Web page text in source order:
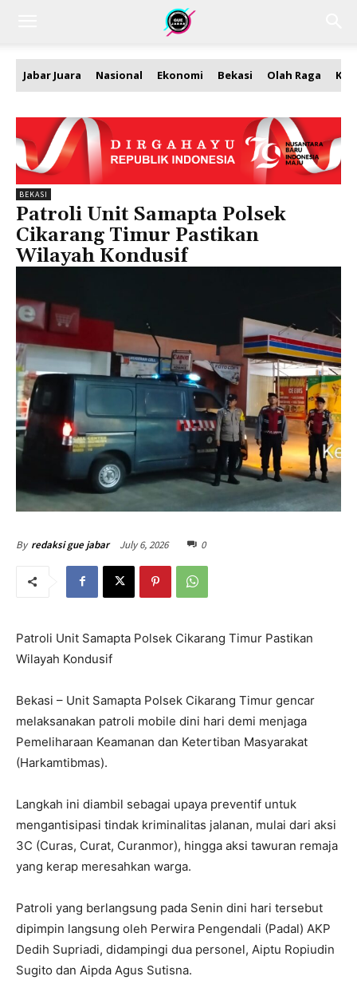
Jabar Juara Nasional Ekonomi Bekasi Olah Raga
BEKASI
Patroli Unit Samapta Polsek
Cikarang Timur Pastikan
Wilayah Kondusif
By redaksi gue jabar July 6, 2026 0
Patroli Unit Samapta Polsek Cikarang Timur Pastikan
Wilayah Kondusif
Bekasi – Unit Samapta Polsek Cikarang Timur gencar
melaksanakan patroli mobile dini hari demi menjaga
Pemeliharaan Keamanan dan Ketertiban Masyarakat
(Harkamtibmas).
Langkah ini diambil sebagai upaya preventif untuk
mengantisipasi tindak kriminalitas jalanan, mulai dari aksi
3C (Curas, Curat, Curanmor), hingga aksi tawuran remaja
yang kerap meresahkan warga.
Patroli yang berlangsung pada Senin dini hari tersebut
dipimpin langsung oleh Perwira Pengendali (Padal) AKP
Dedih Supriadi, didampingi dua personel, Aiptu Ropiudin
Sugito dan Aipda Agus Sutisna.